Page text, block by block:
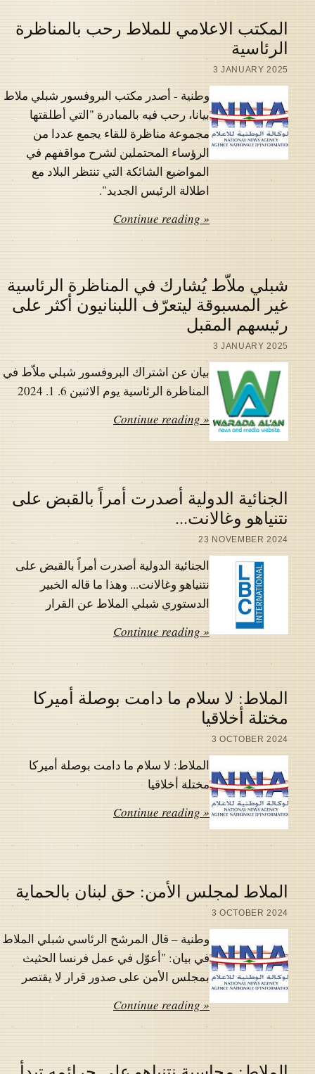
المكتب الاعلامي للملاط رحب بالمناظرة
الرئاسية
3 JANUARY 2025
وطنية - أصدر مكتب البروفسور شبلي ملاط
بيانا، رحب فيه بالمبادرة "التي أطلقتها
مجموعة مناظرة للقاء يجمع عددا من
الرؤساء المحتملين لشرح مواقفهم في
المواضيع الشائكة التي تنتظر البلاد مع
اطلالة الرئيس الجديد".
Continue reading »
شبلي ملاّط يُشارك في المناظرة الرئاسية
غير المسبوقة ليتعرّف اللبنانيون أكثر على
رئيسهم المقبل
3 JANUARY 2025
بيان عن اشتراك البروفسور شبلي ملاّط في
المناظرة الرئاسية يوم الاثنين 6. 1. 2024
Continue reading »
الجنائية الدولية أصدرت أمراً بالقبض على
نتنياهو وغالانت...
23 NOVEMBER 2024
الجنائية الدولية أصدرت أمراً بالقبض على
نتنياهو وغالانت... وهذا ما قاله الخبير
الدستوري شبلي الملاط عن القرار
Continue reading »
الملاط: لا سلام ما دامت بوصلة أميركا
مختلة أخلاقيا
3 OCTOBER 2024
الملاط: لا سلام ما دامت بوصلة أميركا
مختلة أخلاقيا
Continue reading »
الملاط لمجلس الأمن: حق لبنان بالحماية
3 OCTOBER 2024
وطنية – قال المرشح الرئاسي شبلي الملاط
في بيان: "أعوّل في عمل فرنسا الحثيث
بمجلس الأمن على صدور قرار لا يقتصر
Continue reading »